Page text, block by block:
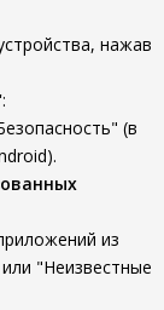
нажав
:
(в
из
"Неизвестные